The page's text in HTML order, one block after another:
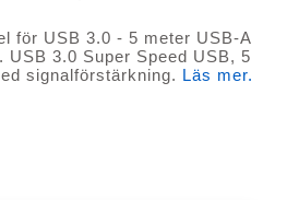
för USB 3.0 - 5 meter USB-A
USB 3.0 Super Speed USB, 5
signalförstärkning. Läs mer.